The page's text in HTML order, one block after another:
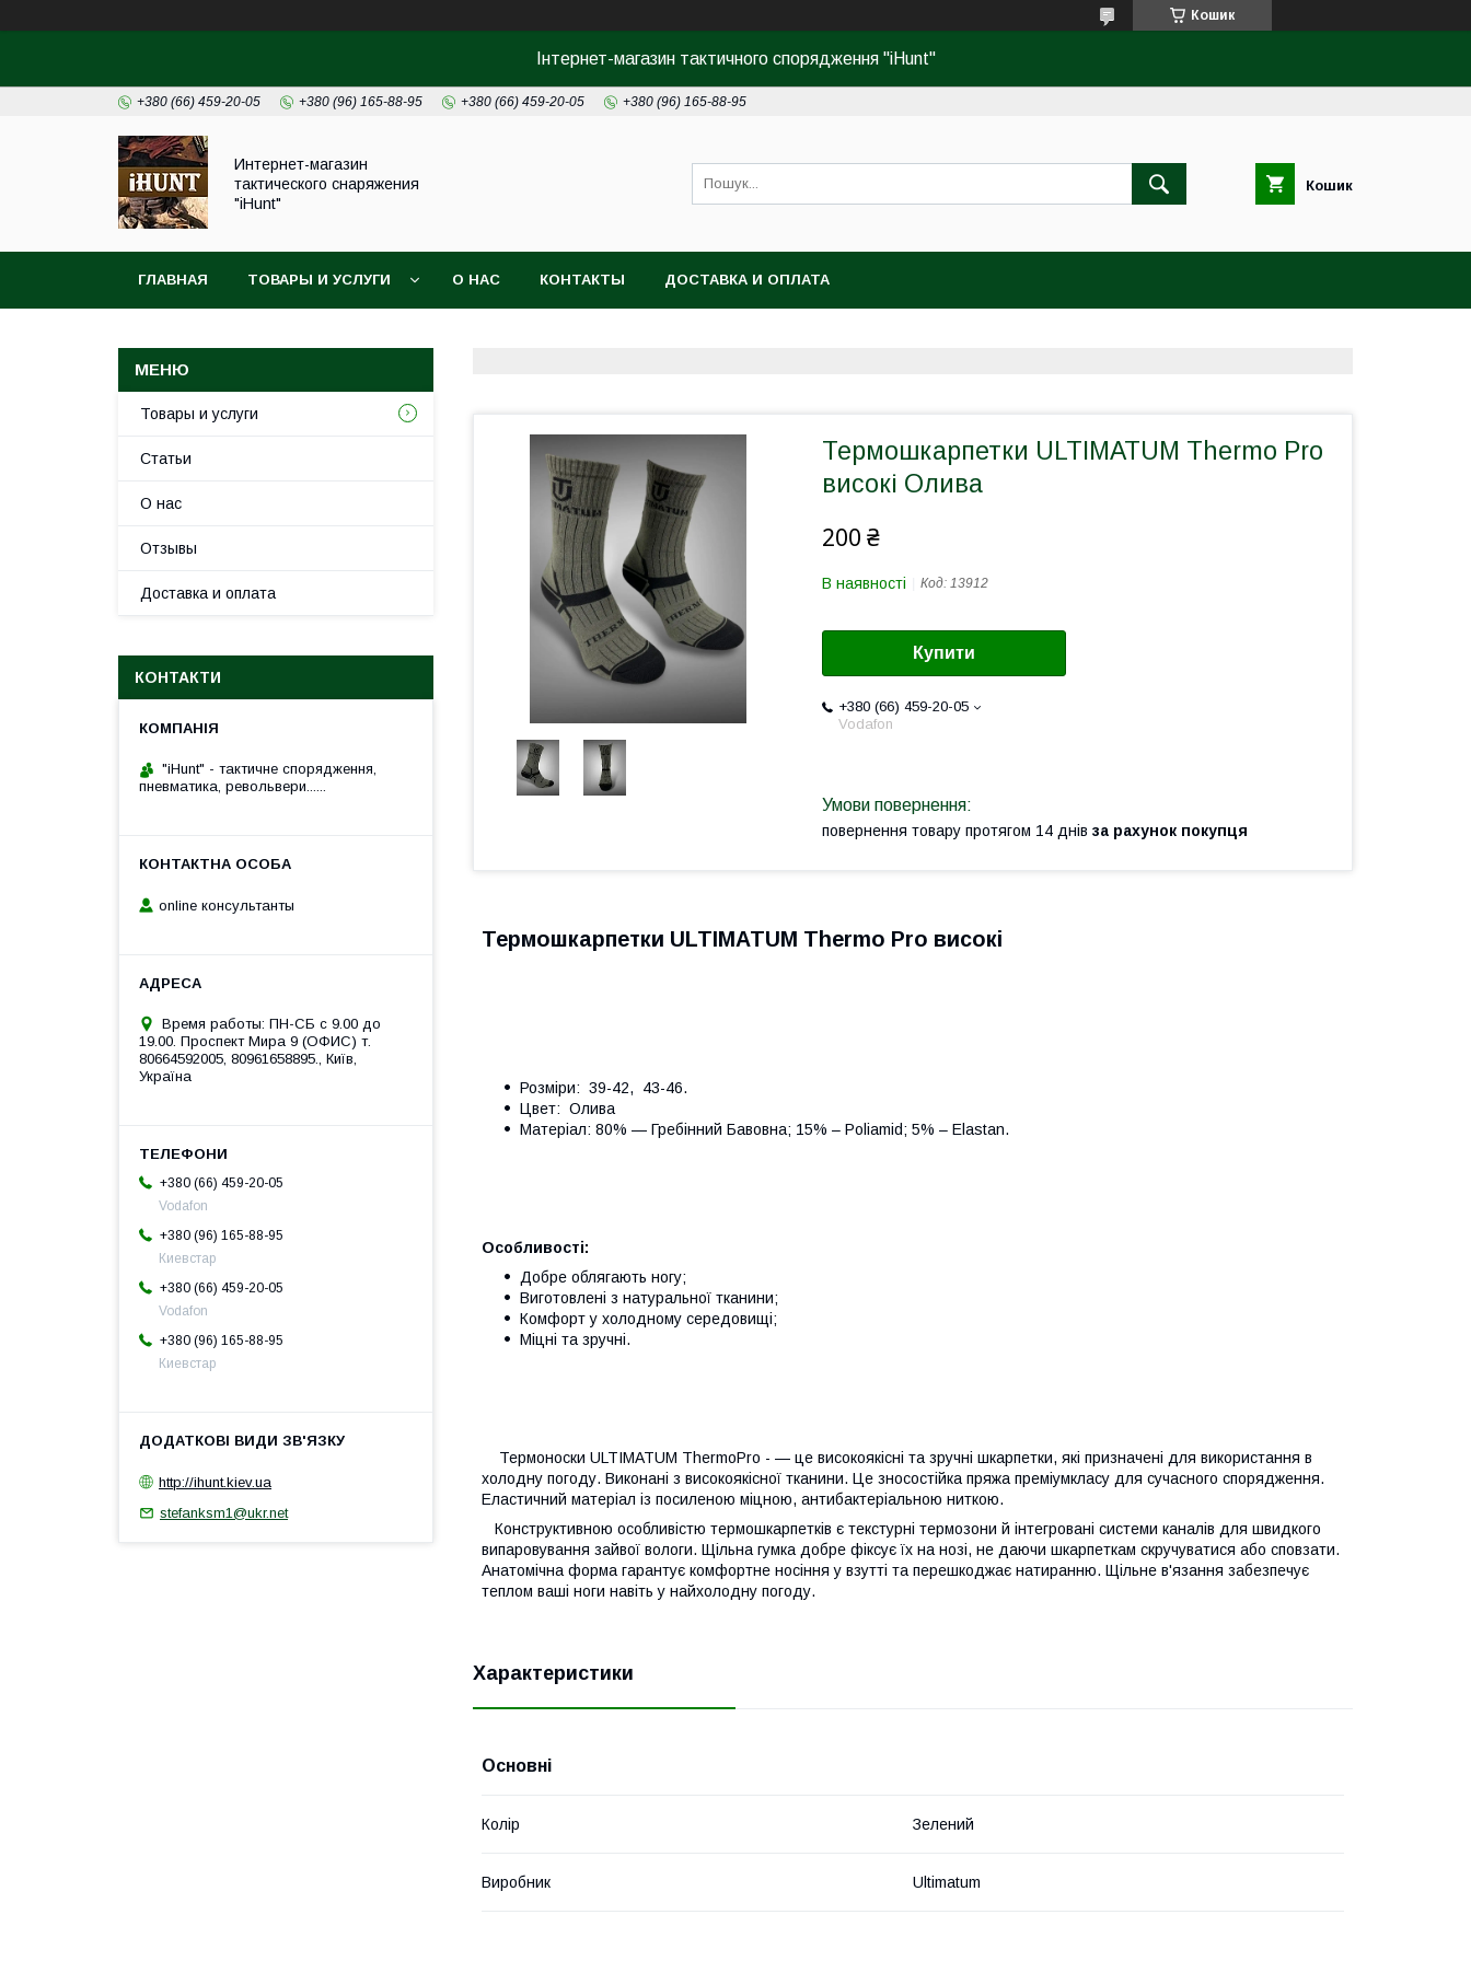
Кошик
Інтернет-магазин тактичного спорядження "iHunt"
+380 (66) 459-20-05 +380 (96) 165-88-95 +380 (66) 459-20-05 +380 (96) 165-88-95
Интернет-магазин
тактического снаряжения
"iHunt"
Кошик
ГЛАВНАЯ ТОВАРЫ И УСЛУГИ О НАС КОНТАКТЫ ДОСТАВКА И ОПЛАТА
Термошкарпетки ULTIMATUM Thermo Pro
високі Олива
200 ₴
В наявності Код: 13912
Купити
+380 (66) 459-20-05
Vodafon
повернення товару протягом 14 днів за рахунок покупця
Термошкарпетки ULTIMATUM Thermo Pro високі
Розміри: 39-42, 43-46.
Цвет: Олива
Матеріал: 80% — Гребінний Бавовна; 15% – Poliamid; 5% – Elastan.
Особливості:
Добре облягають ногу;
Виготовлені з натуральної тканини;
Комфорт у холодному середовищі;
Міцні та зручні.
Термоноски ULTIMATUM ThermoPro - — це високоякісні та зручні шкарпетки, які призначені для використання в
холодну погоду. Виконані з високоякісної тканини. Це зносостійка пряжа преміумкласу для сучасного спорядження.
Еластичний матеріал із посиленою міцною, антибактеріальною ниткою.
Конструктивною особливістю термошкарпетків є текстурні термозони й інтегровані системи каналів для швидкого
випаровування зайвої вологи. Щільна гумка добре фіксує їх на нозі, не даючи шкарпеткам скручуватися або сповзати.
Анатомічна форма гарантує комфортне носіння у взутті та перешкоджає натиранню. Щільне в'язання забезпечує
теплом ваші ноги навіть у найхолодну погоду.
Характеристики
Основні
Колір Зелений
Виробник Ultimatum
Товары и услуги
Статьи
О нас
Отзывы
Доставка и оплата
КОНТАКТИ
"iHunt" - тактичне спорядження,
пневматика, револьвери......
online консультанты
Время работы: ПН-СБ с 9.00 до
19.00. Проспект Мира 9 (ОФИС) т.
80664592005, 80961658895., Київ,
Україна
+380 (66) 459-20-05
Vodafon
+380 (96) 165-88-95
Киевстар
+380 (66) 459-20-05
Vodafon
+380 (96) 165-88-95
Киевстар
http://ihunt.kiev.ua
stefanksm1@ukr.net